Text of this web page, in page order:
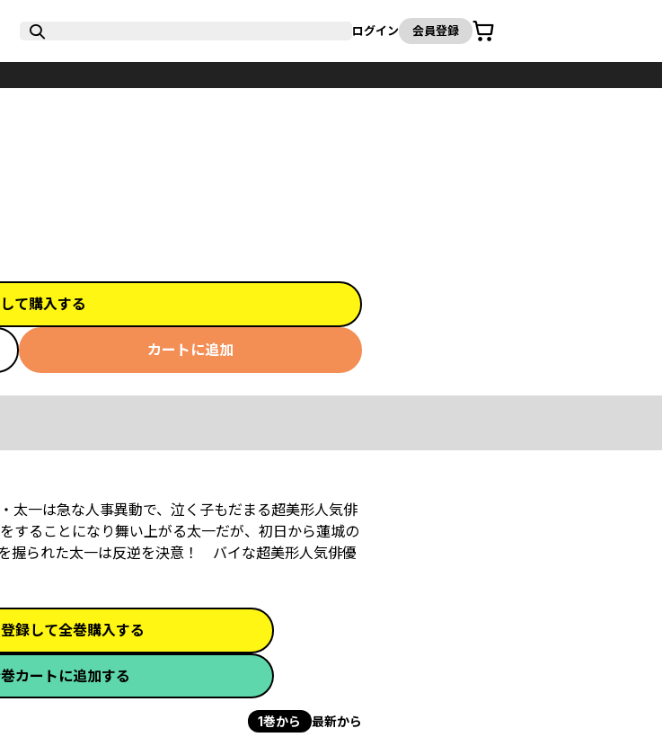
ログイン 会員登録
カート
て購入する
カートに追加
一は急な人事異動で、泣く子もだまる超美形人気俳
することになり舞い上がる太一だが、初日から蓮城の
られた太一は反逆を決意！ バイな超美形人気俳優
録して全巻購入する
カートに追加する
1巻から 最新から